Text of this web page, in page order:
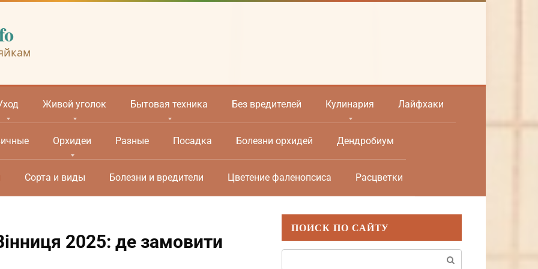
Живой уголок Бытовая техника Без вредителей Кулинария Лайфхаки
Орхидеи Разные Посадка Болезни орхидей Дендробиум
Сорта и виды Болезни и вредители Цветение фаленопсиса Расцветки
2025: де замовити
ПОИСК ПО САЙТУ